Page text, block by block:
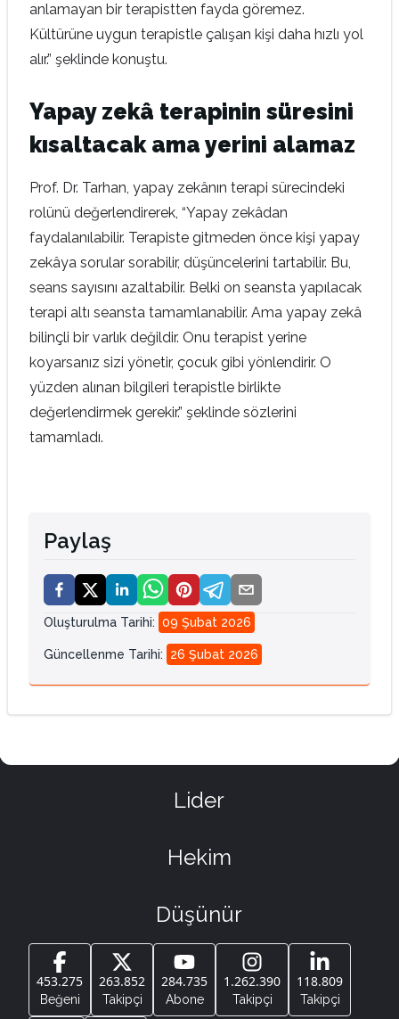
anlamayan bir terapistten fayda göremez.
Kültürüne uygun terapistle çalışan kişi daha hızlı yol
alır.” şeklinde konuştu.
Yapay zekâ terapinin süresini
kısaltacak ama yerini alamaz
Prof. Dr. Tarhan, yapay zekânın terapi sürecindeki
rolünü değerlendirerek, “Yapay zekâdan
faydalanılabilir. Terapiste gitmeden önce kişi yapay
zekâya sorular sorabilir, düşüncelerini tartabilir. Bu,
seans sayısını azaltabilir. Belki on seansta yapılacak
terapi altı seansta tamamlanabilir. Ama yapay zekâ
bilinçli bir varlık değildir. Onu terapist yerine
koyarsanız sizi yönetir, çocuk gibi yönlendirir. O
yüzden alınan bilgileri terapistle birlikte
değerlendirmek gerekir.” şeklinde sözlerini
tamamladı.
Paylaş
Oluşturulma Tarihi: 09 Şubat 2026
Güncellenme Tarihi: 26 Şubat 2026
Lider
Hekim
Düşünür
453.275
Beğeni
263.852
Takipçi
284.735
Abone
1.262.390
Takipçi
118.809
Takipçi